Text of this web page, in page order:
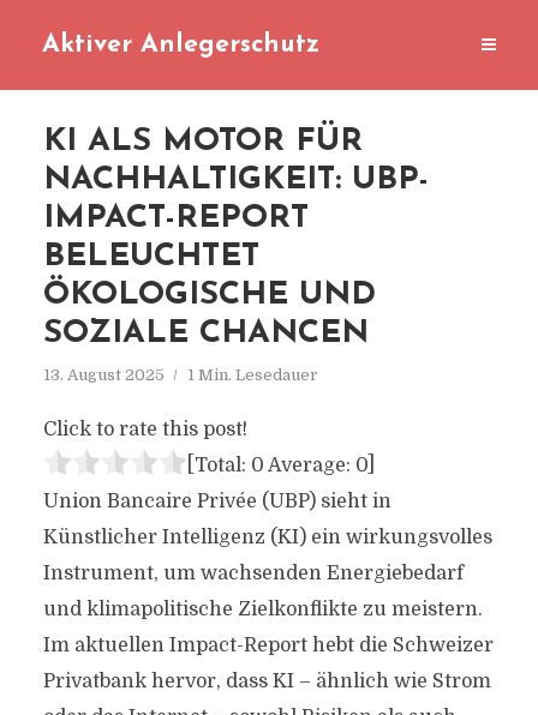
Aktiver Anlegerschutz
KI ALS MOTOR FÜR
NACHHALTIGKEIT: UBP-
IMPACT-REPORT
BELEUCHTET
ÖKOLOGISCHE UND
SOZIALE CHANCEN
13. August 2025 1 Min. Lesedauer
Click to rate this post!
[Total: 0 Average: 0]
Union Bancaire Privée (UBP) sieht in
Künstlicher Intelligenz (KI) ein wirkungsvolles
Instrument, um wachsenden Energiebedarf
und klimapolitische Zielkonflikte zu meistern.
Im aktuellen Impact-Report hebt die Schweizer
Privatbank hervor, dass KI – ähnlich wie Strom